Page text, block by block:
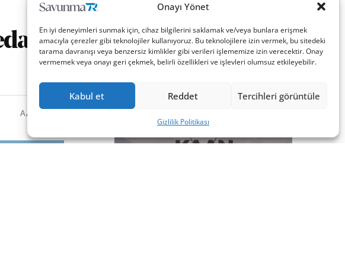
Onayı Yönet
En iyi deneyimleri sunmak için, cihaz bilgilerini saklamak ve/veya bunlara erişmek
amacıyla çerezler gibi teknolojiler kullanıyoruz. Bu teknolojilere izin vermek, bu sitedeki
tarama davranışı veya benzersiz kimlikler gibi verileri işlememize izin verecektir. Onay
vermemek veya onayı geri çekmek, belirli özellikleri ve işlevleri olumsuz etkileyebilir.
Kabul et Reddet Tercihleri görüntüle
Gizlilik Politikası
AA 0